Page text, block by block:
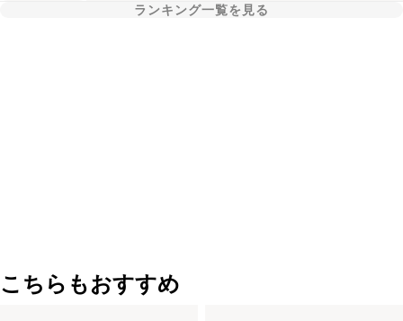
ランキング一覧を見る
こちらもおすすめ